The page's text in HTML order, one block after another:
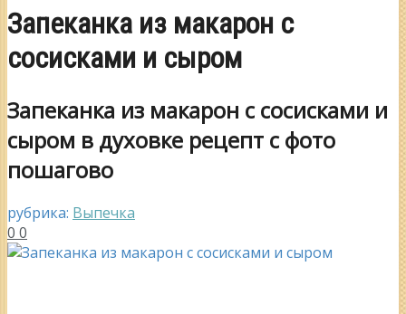
Запеканка из макарон с
сосисками и сыром
Запеканка из макарон с сосисками и
сыром в духовке рецепт с фото
пошагово
рубрика: Выпечка
0 0